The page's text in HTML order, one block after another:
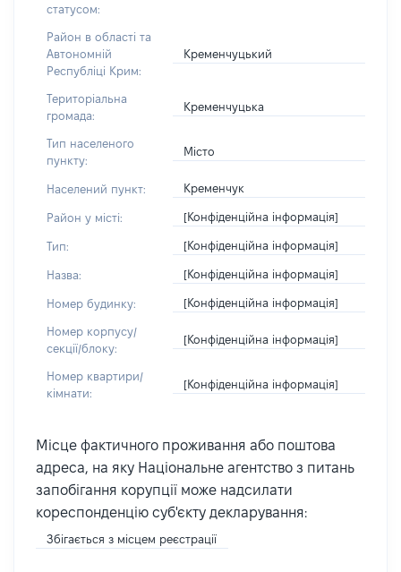
статусом:
Район в області та
Автономній
Республіці Крим:
Кременчуцький
Територіальна
громада:
Кременчуцька
Тип населеного
пункту:
Місто
Населений пункт: Кременчук
Район у місті: [Конфіденційна інформація]
Тип: [Конфіденційна інформація]
Назва: [Конфіденційна інформація]
Номер будинку: [Конфіденційна інформація]
Номер корпусу/
секції/блоку:
[Конфіденційна інформація]
Номер квартири/
кімнати:
[Конфіденційна інформація]
Місце фактичного проживання або поштова
адреса, на яку Національне агентство з питань
запобігання корупції може надсилати
кореспонденцію суб'єкту декларування:
Збігається з місцем реєстрації